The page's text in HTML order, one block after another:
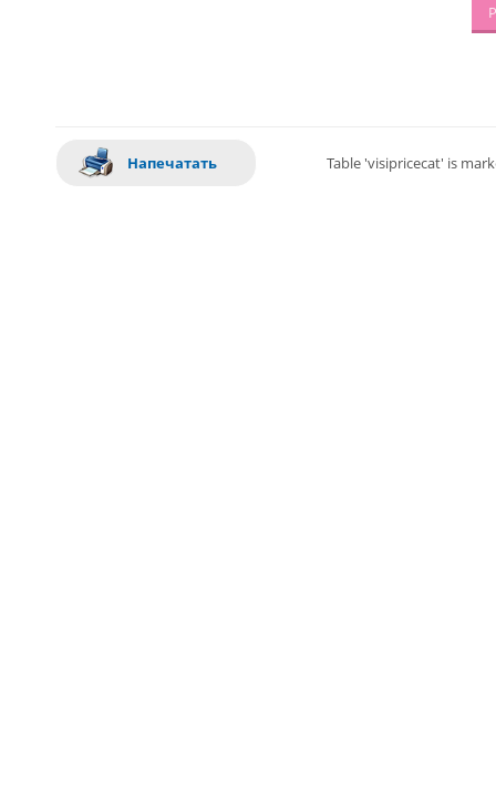
Напечатать Table 'visipricecat' is